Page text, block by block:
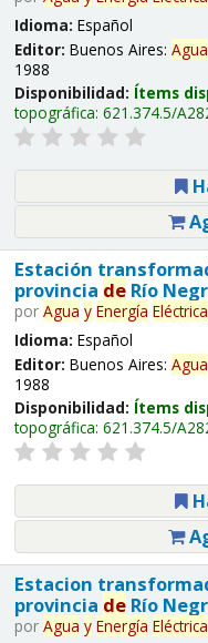
Idioma: Español
Editor: Buenos Aires: Agua
1988
Disponibilidad: Ítems
topográfica: 621.374.5/
Estación
provincia deRío
por Agua y Energía
Idioma: Español
Editor: Buenos Aires: Agua
1988
Disponibilidad: Ítems
topográfica: 621.374.5/
Estacion
provincia deRío
por Agua y Energía